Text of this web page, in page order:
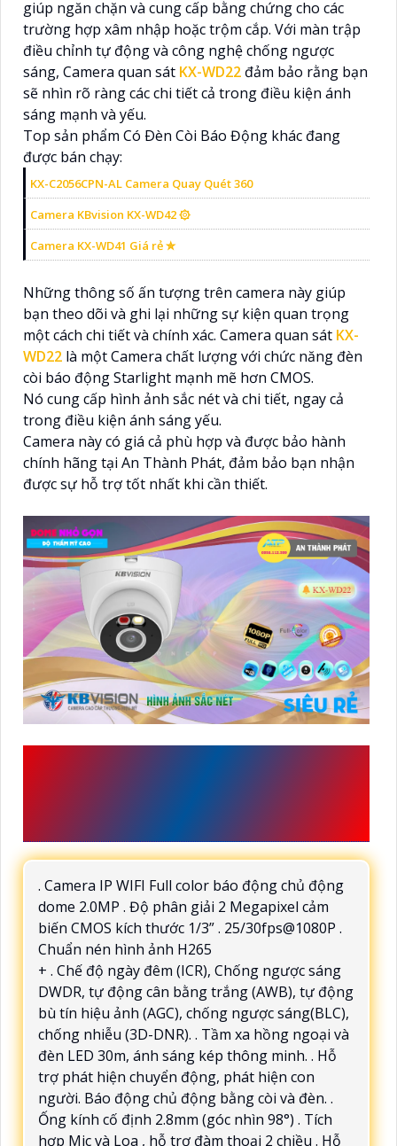
giúp ngăn chặn và cung cấp bằng chứng cho các
trường hợp xâm nhập hoặc trộm cắp. Với màn trập
điều chỉnh tự động và công nghệ chống ngược
sáng, Camera quan sát KX-WD22 đảm bảo rằng bạn
sẽ nhìn rõ ràng các chi tiết cả trong điều kiện ánh
sáng mạnh và yếu.
Top sản phẩm Có Ðèn Còi Báo Động khác đang
được bán chạy:
KX-C2056CPN-AL Camera Quay Quét 360
Camera KBvision KX-WD42 ۞
Camera KX-WD41 Giá rẻ ✮
Những thông số ấn tượng trên camera này giúp
bạn theo dõi và ghi lại những sự kiện quan trọng
một cách chi tiết và chính xác. Camera quan sát KX-
WD22 là một Camera chất lượng với chức năng đèn
còi báo động Starlight mạnh mẽ hơn CMOS.
Nó cung cấp hình ảnh sắc nét và chi tiết, ngay cả
trong điều kiện ánh sáng yếu.
Camera này có giá cả phù hợp và được bảo hành
chính hãng tại An Thành Phát, đảm bảo bạn nhận
được sự hỗ trợ tốt nhất khi cần thiết.
. Camera IP WIFI Full color báo động chủ động
dome 2.0MP . Độ phân giải 2 Megapixel cảm
biến CMOS kích thước 1/3” . 25/30fps@1080P .
Chuẩn nén hình ảnh H265
+ . Chế độ ngày đêm (ICR), Chống ngược sáng
DWDR, tự động cân bằng trắng (AWB), tự động
bù tín hiệu ảnh (AGC), chống ngược sáng(BLC),
chống nhiễu (3D-DNR). . Tầm xa hồng ngoại và
đèn LED 30m, ánh sáng kép thông minh. . Hỗ
trợ phát hiện chuyển động, phát hiện con
người. Báo động chủ động bằng còi và đèn. .
Ống kính cố định 2.8mm (góc nhìn 98°) . Tích
hợp Mic và Loa , hỗ trợ đàm thoại 2 chiều . Hỗ